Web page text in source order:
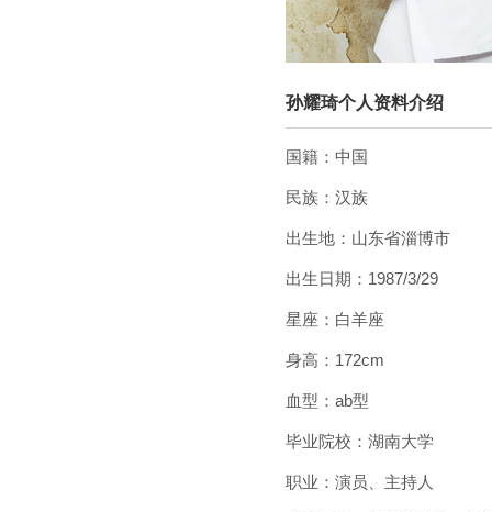
孙耀琦个人资料介绍
国籍：中国
民族：汉族
出生地：山东省淄博市
出生日期：1987/3/29
星座：白羊座
身高：172cm
血型：ab型
毕业院校：湖南大学
职业：演员、主持人